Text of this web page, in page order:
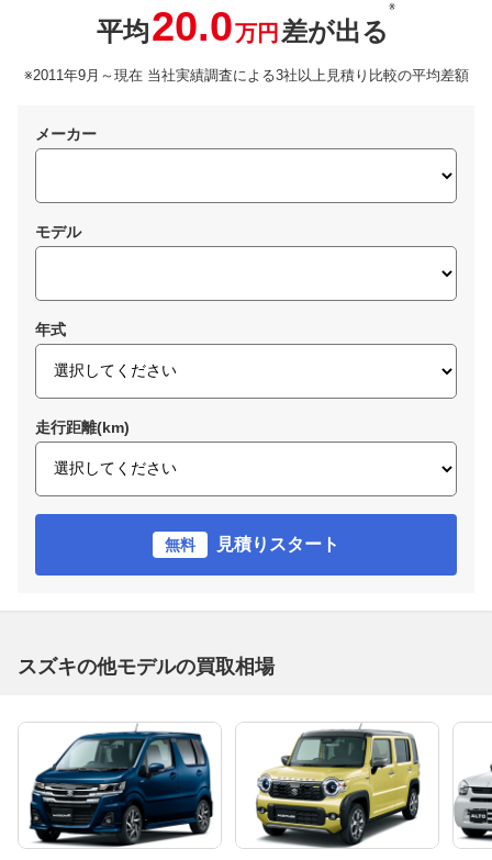
平均20.0万円 差が出る
※
※2011年9月～現在 当社実績調査による3社以上見積り比較の平均差額
メーカー
モデル
年式
走行距離(km)
無料 見積りスタート
スズキの他モデルの買取相場